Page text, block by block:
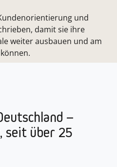
und
damit sie ihre
weiter ausbauen und am
–
seit über 25